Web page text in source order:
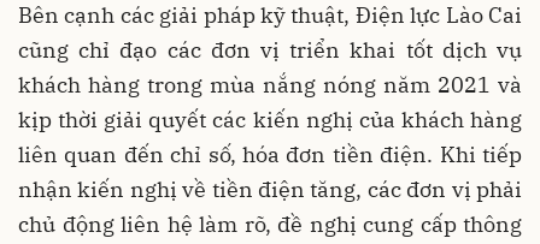
Bên cạnh các giải pháp kỹ thuật, Điện lực Lào Cai
cũng chỉ đạo các đơn vị triển khai tốt dịch vụ
khách hàng trong mùa nắng nóng năm 2021 và
kịp thời giải quyết các kiến nghị của khách hàng
liên quan đến chỉ số, hóa đơn tiền điện. Khi tiếp
nhận kiến nghị về tiền điện tăng, các đơn vị phải
chủ động liên hệ làm rõ, đề nghị cung cấp thông